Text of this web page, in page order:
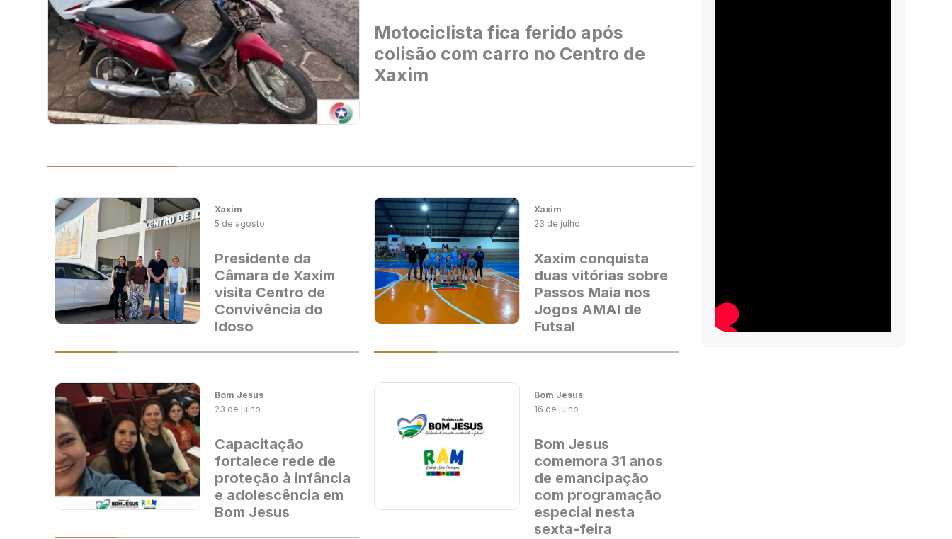
Motociclista fica ferido após
colisão com carro no Centro de
Xaxim
Xaxim
5 de agosto
Presidente da
Câmara de Xaxim
visita Centro de
Convivência do
Idoso
Xaxim
23 de julho
Xaxim conquista
duas vitórias sobre
Passos Maia nos
Jogos AMAI de
Futsal
Bom Jesus
23 de julho
Capacitação
fortalece rede de
proteção à infância
e adolescência em
Bom Jesus
Bom Jesus
16 de julho
Bom Jesus
comemora 31 anos
de emancipação
com programação
especial nesta
sexta-feira